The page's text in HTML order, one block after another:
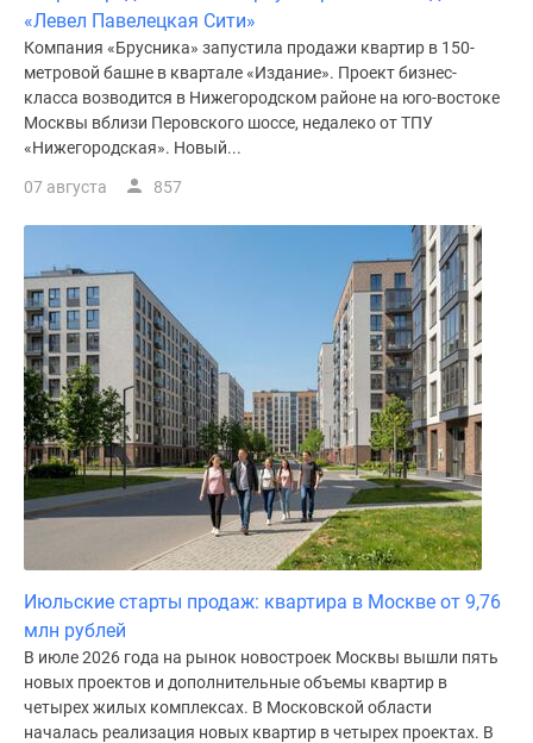
поселки
водоема
Коттеджные
поселки
ипотеку
Бизнес-
Коттеджи
Скидки
акции
Макс
«Левел Павелецкая Сити»
Компания «Брусника» запустила продажи квартир в 150-
метровой башне в квартале «Издание». Проект бизнес-
класса возводится в Нижегородском районе на юго-востоке
Москвы вблизи Перовского шоссе, недалеко от ТПУ
«Нижегородская». Новый...
07 августа 857
Июльские старты продаж: квартира в Москве от 9,76
млн рублей
В июле 2026 года на рынок новостроек Москвы вышли пять
новых проектов и дополнительные объемы квартир в
четырех жилых комплексах. В Московской области
началась реализация новых квартир в четырех проектах. В